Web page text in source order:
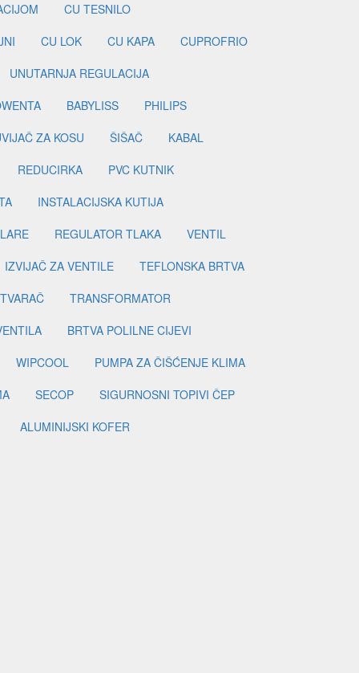
CU TESNILO
CU LOK CU KAPA
CUPROFRIO
UNUTARNJA REGULACIJA
BABYLISS
PHILIPS
ZA KOSU
ŠIŠAČ
KABAL
REDUCIRKA
PVC KUTNIK
INSTALACIJSKA KUTIJA
REGULATOR TLAKA
VENTIL
IZVIJAČ ZA VENTILE
TEFLONSKA BRTVA
TRANSFORMATOR
BRTVA POLILNE CIJEVI
WIPCOOL
PUMPA ZA ČIŠĆENJE KLIMA
SECOP
SIGURNOSNI TOPIVI ČEP
ALUMINIJSKI KOFER